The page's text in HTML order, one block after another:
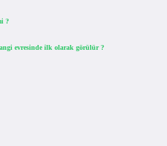
?
evresinde ilk olarak görülür ?